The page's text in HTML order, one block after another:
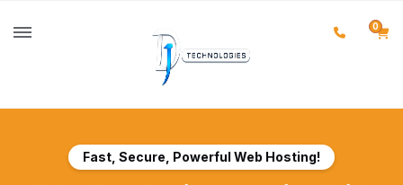
0
Fast, Secure, Powerful Web Hosting!